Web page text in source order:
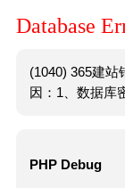
Database
(1040) 365建站
因：1、数据库
PHP Debug